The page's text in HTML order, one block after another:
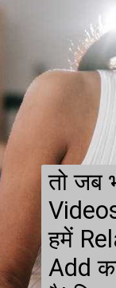
तो जब
हमें
Add